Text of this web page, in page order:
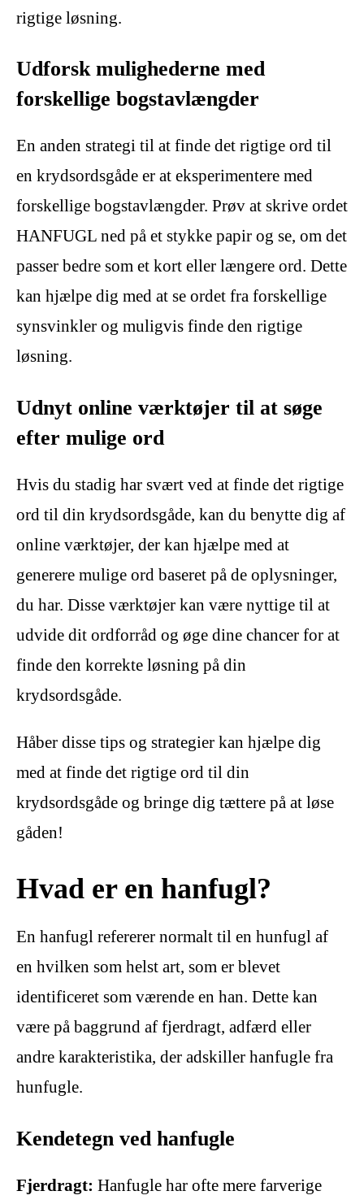
rigtige løsning.
Udforsk mulighederne med
forskellige bogstavlængder
En anden strategi til at finde det rigtige ord til
en krydsordsgåde er at eksperimentere med
forskellige bogstavlængder. Prøv at skrive ordet
HANFUGL ned på et stykke papir og se, om det
passer bedre som et kort eller længere ord. Dette
kan hjælpe dig med at se ordet fra forskellige
synsvinkler og muligvis finde den rigtige
løsning.
Udnyt online værktøjer til at søge
efter mulige ord
Hvis du stadig har svært ved at finde det rigtige
ord til din krydsordsgåde, kan du benytte dig af
online værktøjer, der kan hjælpe med at
generere mulige ord baseret på de oplysninger,
du har. Disse værktøjer kan være nyttige til at
udvide dit ordforråd og øge dine chancer for at
finde den korrekte løsning på din
krydsordsgåde.
Håber disse tips og strategier kan hjælpe dig
med at finde det rigtige ord til din
krydsordsgåde og bringe dig tættere på at løse
gåden!
Hvad er en hanfugl?
En hanfugl refererer normalt til en hunfugl af
en hvilken som helst art, som er blevet
identificeret som værende en han. Dette kan
være på baggrund af fjerdragt, adfærd eller
andre karakteristika, der adskiller hanfugle fra
hunfugle.
Kendetegn ved hanfugle
Fjerdragt: Hanfugle har ofte mere farverige